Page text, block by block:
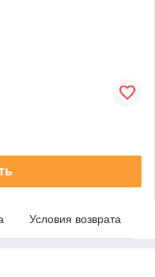
Условия возврата